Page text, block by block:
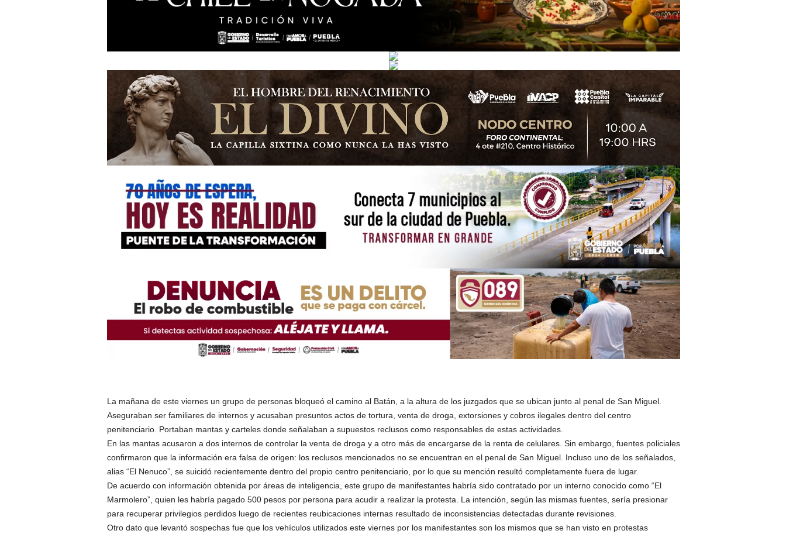
La mañana de este viernes un grupo de personas bloqueó el camino al Batán, a la altura de los juzgados que se ubican junto al penal de San Miguel.
Aseguraban ser familiares de internos y acusaban presuntos actos de tortura, venta de droga, extorsiones y cobros ilegales dentro del centro
penitenciario. Portaban mantas y carteles donde señalaban a supuestos reclusos como responsables de estas actividades.
En las mantas acusaron a dos internos de controlar la venta de droga y a otro más de encargarse de la renta de celulares. Sin embargo, fuentes policiales
confirmaron que la información era falsa de origen: los reclusos mencionados no se encuentran en el penal de San Miguel. Incluso uno de los señalados,
alias “El Nenuco”, se suicidó recientemente dentro del propio centro penitenciario, por lo que su mención resultó completamente fuera de lugar.
De acuerdo con información obtenida por áreas de inteligencia, este grupo de manifestantes habría sido contratado por un interno conocido como “El
Marmolero”, quien les habría pagado 500 pesos por persona para acudir a realizar la protesta. La intención, según las mismas fuentes, sería presionar
para recuperar privilegios perdidos luego de recientes reubicaciones internas resultado de inconsistencias detectadas durante revisiones.
Otro dato que levantó sospechas fue que los vehículos utilizados este viernes por los manifestantes son los mismos que se han visto en protestas